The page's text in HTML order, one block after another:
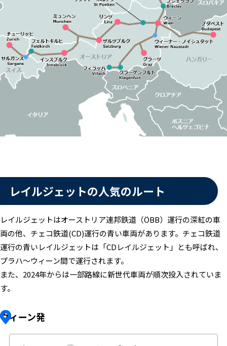
レイルジェットの人気のルート
レイルジェットはオーストリア連邦鉄道（ÖBB）運行の深紅の車
両の他、チェコ鉄道(CD)運行の青い車両があります。チェコ鉄道
運行の青いレイルジェットは「CDレイルジェット」とも呼ばれ、
プラハ～ウィーン間で運行されます。
また、2024年からは一部路線に新世代車両が順次投入されていま
す。
ウィーン発